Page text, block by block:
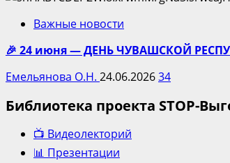
Важные новости
🎉 24 июня — ДЕНЬ ЧУВАШСКОЙ
Емельянова О.Н. 24.06.202634
Библиотека проекта STOP-
📺 Видеолекторий
📊 Презентации